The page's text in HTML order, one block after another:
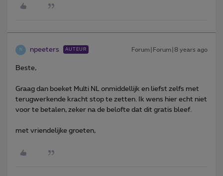
N npeeters AUTEUR Forum|Forum|8 years ago
Beste,
Graag dan boeket Multi NL onmiddellijk en liefst zelfs met
terugwerkende kracht stop te zetten. Ik wens hier echt niet
voor te betalen, zeker na de belofte dat dit gratis bleef.
met vriendelijke groeten,